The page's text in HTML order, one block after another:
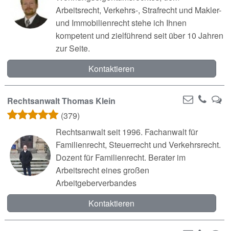
Arbeitsrecht, Verkehrs-, Strafrecht und Makler-
und Immobilienrecht stehe ich Ihnen
kompetent und zielführend seit über 10 Jahren
zur Seite.
Kontaktieren
Rechtsanwalt Thomas Klein
(379)
Rechtsanwalt seit 1996. Fachanwalt für
Familienrecht, Steuerrecht und Verkehrsrecht.
Dozent für Familienrecht. Berater im
Arbeitsrecht eines großen
Arbeitgeberverbandes
Kontaktieren